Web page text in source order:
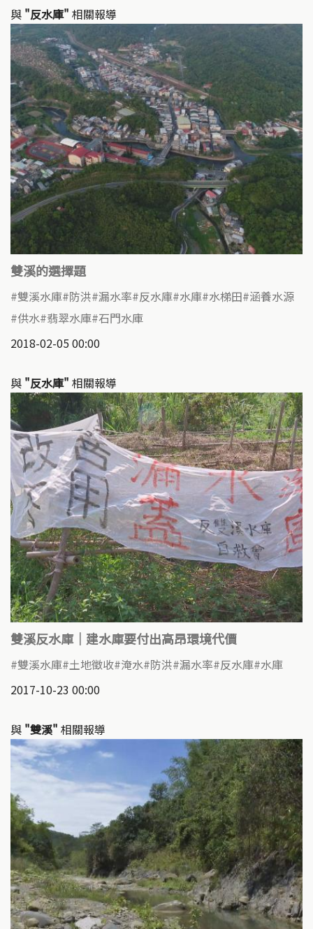
與 "反水庫" 相關報導
雙溪的選擇題
雙溪水庫 防洪 漏水率 反水庫 水庫 水梯田 涵養水源
供水 翡翠水庫 石門水庫
2018-02-05 00:00
與 "反水庫" 相關報導
雙溪反水庫｜建水庫要付出高昂環境代價
雙溪水庫 土地徵收 淹水 防洪 漏水率 反水庫 水庫
2017-10-23 00:00
與 "雙溪" 相關報導